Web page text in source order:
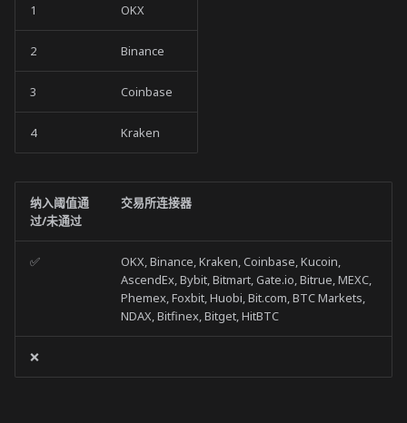
1 OKX
2 Binance
3 Coinbase
4 Kraken
纳入阈值通
过/未通过
交易所连接器
✅
OKX, Binance, Kraken, Coinbase, Kucoin,
AscendEx, Bybit, Bitmart, Gate.io, Bitrue, MEXC,
Phemex, Foxbit, Huobi, Bit.com, BTC Markets,
NDAX, Bitfinex, Bitget, HitBTC
❌